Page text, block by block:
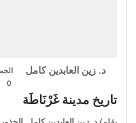
د. زين العابدين كامل
الجمعة 11 محرم
0
تاريخ مدينة غَرْنَاطَة